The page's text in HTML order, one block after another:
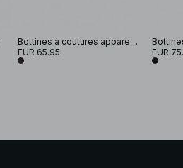
Bottines à coutures apparentes
EUR 65.95
EUR